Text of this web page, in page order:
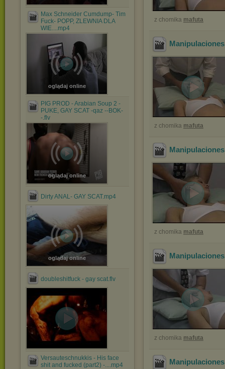
Max Schneider Cumdump- Tim
Fuck- POPP, ZLEWNIA DLA
WIE....mp4
oglądaj online
PIG PROD - Arabian Soup 2 -
PUKE, GAY SCAT -qaz --BOK-
-.flv
oglądaj online
Dirty ANAL- GAY SCAT.mp4
oglądaj online
doubleshitfuck - gay scat.flv
Versauteschnukkis - His face
shit and fucked (part2) -....mp4
z chomika mafuta
z chomika mafuta
z chomika mafuta
z chomika mafuta